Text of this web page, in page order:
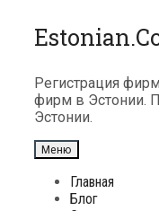
Перейти
к
Регистрация
фирм в Эстонии.
Эстонии.
Меню
Главная
Блог